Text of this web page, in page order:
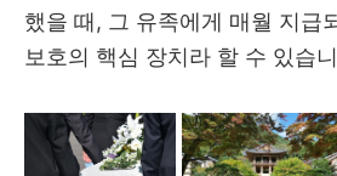
했을 때, 그 유족에게 매월 지급
보호의 핵심 장치라 할 수 있습